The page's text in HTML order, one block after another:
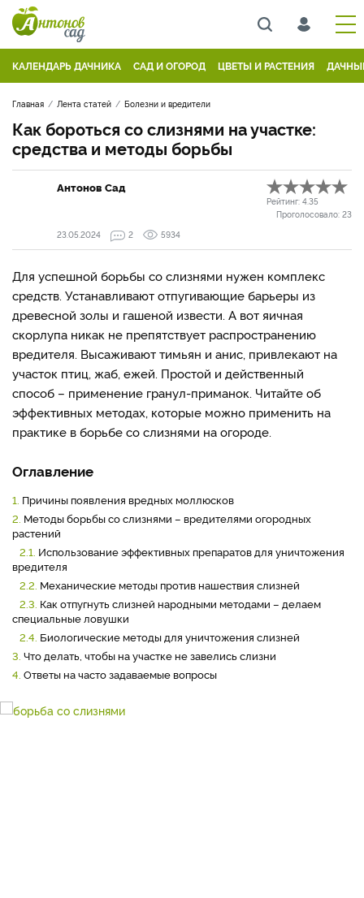
КАЛЕНДАРЬ ДАЧНИКА САД И ОГОРОД ЦВЕТЫ И РАСТЕНИЯ
Главная Лента статей Болезни и вредители
Как бороться со слизнями на участке:
средства и методы борьбы
Антонов Сад
Рейтинг: 4.35
Проголосовало: 23
23.05.2024
2 5934
Для успешной борьбы со слизнями нужен комплекс
средств. Устанавливают отпугивающие барьеры из
древесной золы и гашеной извести. А вот яичная
скорлупа никак не препятствует распространению
вредителя. Высаживают тимьян и анис, привлекают на
участок птиц, жаб, ежей. Простой и действенный
способ – применение гранул-приманок. Читайте об
эффективных методах, которые можно применить на
практике в борьбе со слизнями на огороде.
Оглавление
1. Причины появления вредных моллюсков
2. Методы борьбы со слизнями – вредителями огородных
растений
2.1. Использование эффективных препаратов для уничтожения
вредителя
2.2. Механические методы против нашествия слизней
2.3. Как отпугнуть слизней народными методами – делаем
специальные ловушки
2.4. Биологические методы для уничтожения слизней
3. Что делать, чтобы на участке не завелись слизни
4. Ответы на часто задаваемые вопросы